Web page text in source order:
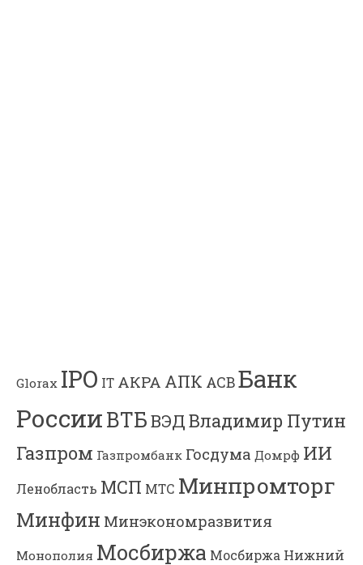
Glorax IPO IT АКРА АПК АСВБанк
РоссииВТБВЭДВладимир Путин
Газпром Газпромбанк Госдума Домрф ИИ
Ленобласть МСП МТС Минпромторг
Минфин Минэкономразвития
Монополия Мосбиржа Мосбиржа Нижний